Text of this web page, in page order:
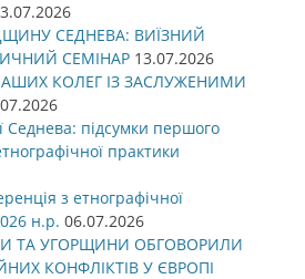
СЕДНЕВА: ВИЇЗНИЙ
СЕМІНАР 13.07.2026
КОЛЕГ ІЗ ЗАСЛУЖЕНИМИ
Седнева: підсумки першого
практики
з етнографічної
н.р. 06.07.2026
ТА УГОРЩИНИ ОБГОВОРИЛИ
КОНФЛІКТІВ У ЄВРОПІ